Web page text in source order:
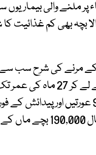
ملنے والی بیماریوں
بھی کم غذائیت کا
کے مرنے کی شرح سب
عالمی ادارئہ صحت کی رپورٹ کے مطابق روزانہ
والے 675 بچے جاں بحق ہوجاتے ہیں۔ اسی طرح ہر سال 9800 عورتیں اور
246,300 نوزائیدہ بچے زندہ نہیں رہ پاتے۔